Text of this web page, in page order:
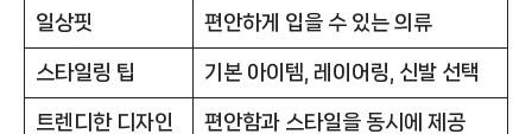
일상핏 편안하게 입을 수 있는 의류
스타일링 팁 기본 아이템, 레이어링, 신발 선택
트렌디한 디자인 편안함과 스타일을 동시에 제공